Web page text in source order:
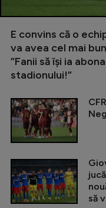
E convins că o
va avea cel mai
”Fanii să își ia
stadionului!”
să